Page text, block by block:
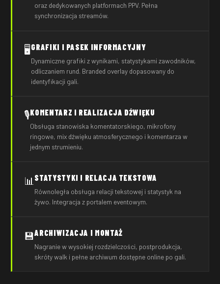
oraz dedykowanych platformach PPV. Pełna
synchronizacja streamów.
🖥️ GRAFIKI I PASEK INFORMACYJNY
Dynamiczne grafiki z wynikami, statystykami zawodników,
odliczaniem rund. Branded overlay dopasowany do
identyfikacji gali.
🎙️KOMENTARZ I REALIZACJA DŹWIĘKU
Obsługa stanowiska komentatorskiego, mikrofony
ringowe, mix dźwięku atmosferycznego i komentarza w
jednym strumieniu.
📊 STATYSTYKI I RELACJA TEKSTOWA
Równoległa obsługa relacji tekstowej i statystyk na
żywo. Integracja z portalem eventowym.
💾ARCHIWIZACJA I MONTAŻ
Nagranie w wysokiej rozdzielczości, postprodukcja,
skróty walk i pełne archiwum dostępne online po gali.